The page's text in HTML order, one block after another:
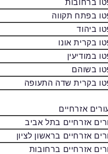
ברחובות
בפתח תקווה
ביהוד
בקרית אונו
במודיעין
בשוהם
בקרית שדה התעופה
אזרחיים
אזרחיים בתל אביב
אזרחיים בראשון לציון
אזרחיים ברחובות